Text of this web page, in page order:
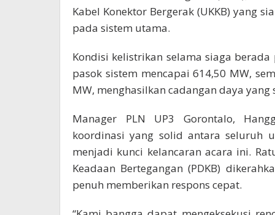
Kabel Konektor Bergerak (UKKB) yang
pada sistem utama.
Kondisi kelistrikan selama siaga
pasok sistem mencapai 614,50 MW,
MW, menghasilkan cadangan daya yang
Manager PLN UP3 Gorontalo,
koordinasi yang solid antara seluruh
menjadi kunci kelancaran acara ini.
Keadaan Bertegangan (PDKB)
penuh memberikan respons cepat.